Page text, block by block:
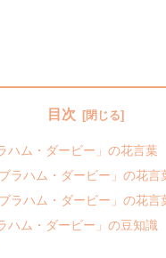
目次
ハム・ダービー」の花言葉
ブラハム・ダービー」の花言
ブラハム・ダービー」の花言
ハム・ダービー」の豆知識